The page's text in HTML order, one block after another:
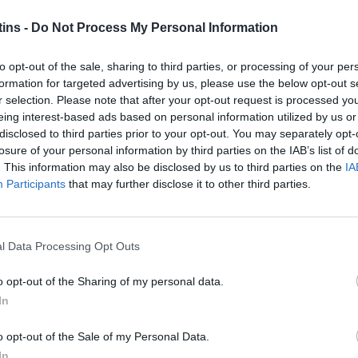
- Do Not Process My Personal Information
opt-out of the sale, sharing to third parties, or processing of your
for targeted advertising by us, please use the below opt-out
selection. Please note that after your opt-out request is processed
interest-based ads based on personal information utilized by us
to third parties prior to your opt-out. You may separately
of your personal information by third parties on the IAB’s list of
This information may also be disclosed by us to third parties on the
Participants that may further disclose it to other third parties.
Data Processing Opt Outs
opt-out of the Sharing of my personal data.
opt-out of the Sale of my Personal Data.
09 DE MARÇO DE 2027
NACIONAL DA 2ª DIVISÃO - ZONA NORTE
"B" ADJ Vila Praia
27 DE FEVEREIRO DE 2027
NACIONAL DA 2ª DIVISÃO - ZONA NORTE
"B"